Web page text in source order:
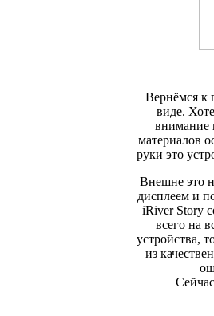
Вернёмся к
виде.
внимание
материалов
руки это
Внешне это
дисплеем и
iRiver Story
всего на
устройства,
из